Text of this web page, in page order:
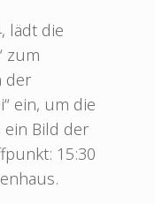
lädt die
zum
der
ein, um die
ein Bild der
15:30